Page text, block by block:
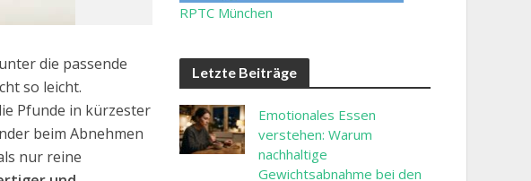
die passende
so leicht.
Pfunde in kürzester
beim Abnehmen
nur reine
RPTC München
Letzte Beiträge
Emotionales Essen
verstehen: Warum
nachhaltige
Gewichtsabnahme bei den